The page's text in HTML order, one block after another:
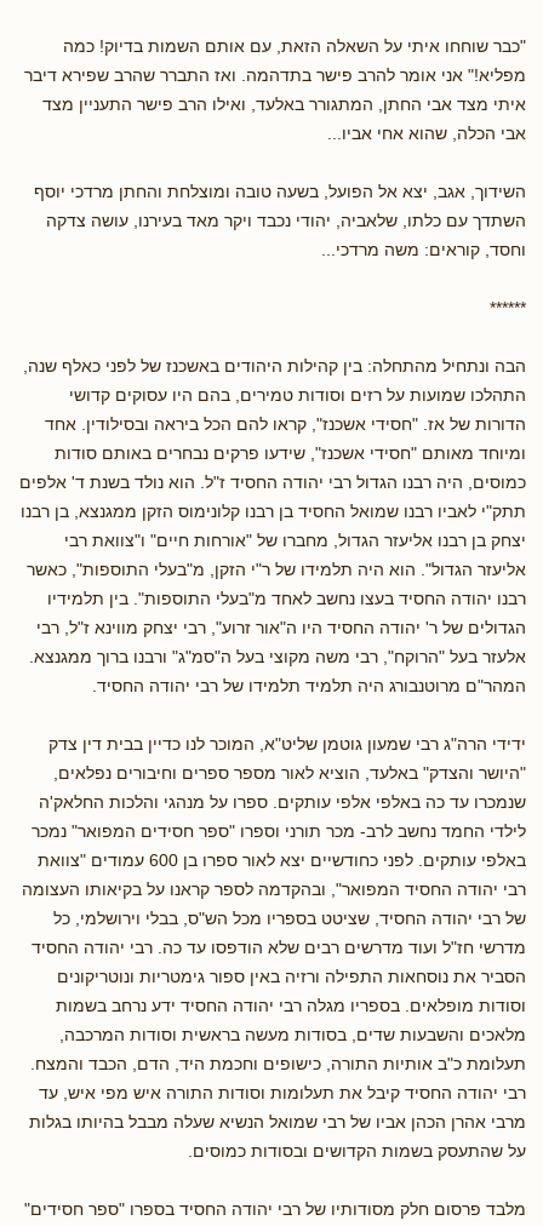
"כבר שוחחו איתי על השאלה הזאת, עם אותם השמות בדיוק! כמה
מפליא!" אני אומר להרב פישר בתדהמה. ואז התברר שהרב שפירא דיבר
איתי מצד אבי החתן, המתגורר באלעד, ואילו הרב פישר התעניין מצד
אבי הכלה, שהוא אחי אביו...
השידוך, אגב, יצא אל הפועל, בשעה טובה ומוצלחת והחתן מרדכי יוסף
השתדך עם כלתו, שלאביה, יהודי נכבד ויקר מאד בעירנו, עושה צדקה
וחסד, קוראים: משה מרדכי...
******
הבה ונתחיל מהתחלה: בין קהילות היהודים באשכנז של לפני כאלף שנה,
התהלכו שמועות על רזים וסודות טמירים, בהם היו עסוקים קדושי
הדורות של אז. "חסידי אשכנז", קראו להם הכל ביראה ובסילודין. אחד
ומיוחד מאותם "חסידי אשכנז", שידעו פרקים נבחרים באותם סודות
כמוסים, היה רבנו הגדול רבי יהודה החסיד ז"ל. הוא נולד בשנת ד' אלפים
תתק"י לאביו רבנו שמואל החסיד בן רבנו קלונימוס הזקן ממגנצא, בן רבנו
יצחק בן רבנו אליעזר הגדול, מחברו של "אורחות חיים" ו"צוואת רבי
אליעזר הגדול". הוא היה תלמידו של ר"י הזקן, מ"בעלי התוספות", כאשר
רבנו יהודה החסיד בעצו נחשב לאחד מ"בעלי התוספות". בין תלמידיו
הגדולים של ר' יהודה החסיד היו ה"אור זרוע", רבי יצחק מווינא ז"ל, רבי
אלעזר בעל "הרוקח", רבי משה מקוצי בעל ה"סמ"ג" ורבנו ברוך ממגנצא.
המהר"ם מרוטנבורג היה תלמיד תלמידו של רבי יהודה החסיד.
ידידי הרה"ג רבי שמעון גוטמן שליט"א, המוכר לנו כדיין בבית דין צדק
"היושר והצדק" באלעד, הוציא לאור מספר ספרים וחיבורים נפלאים,
שנמכרו עד כה באלפי אלפי עותקים. ספרו על מנהגי והלכות החלאק'ה
לילדי החמד נחשב לרב- מכר תורני וספרו "ספר חסידים המפואר" נמכר
באלפי עותקים. לפני כחודשיים יצא לאור ספרו בן 600 עמודים "צוואת
רבי יהודה החסיד המפואר", ובהקדמה לספר קראנו על בקיאותו העצומה
של רבי יהודה החסיד, שציטט בספריו מכל הש"ס, בבלי וירושלמי, כל
מדרשי חז"ל ועוד מדרשים רבים שלא הודפסו עד כה. רבי יהודה החסיד
הסביר את נוסחאות התפילה ורזיה באין ספור גימטריות ונוטריקונים
וסודות מופלאים. בספריו מגלה רבי יהודה החסיד ידע נרחב בשמות
מלאכים והשבעות שדים, בסודות מעשה בראשית וסודות המרכבה,
תעלומת כ"ב אותיות התורה, כישופים וחכמת היד, הדם, הכבד והמצח.
רבי יהודה החסיד קיבל את תעלומות וסודות התורה איש מפי איש, עד
מרבי אהרן הכהן אביו של רבי שמואל הנשיא שעלה מבבל בהיותו בגלות
על שהתעסק בשמות הקדושים ובסודות כמוסים.
מלבד פרסום חלק מסודותיו של רבי יהודה החסיד בספרו "ספר חסידים"